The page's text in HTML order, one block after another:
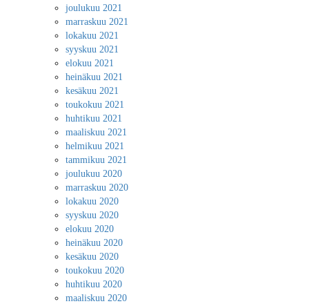
joulukuu 2021
marraskuu 2021
lokakuu 2021
syyskuu 2021
elokuu 2021
heinäkuu 2021
kesäkuu 2021
toukokuu 2021
huhtikuu 2021
maaliskuu 2021
helmikuu 2021
tammikuu 2021
joulukuu 2020
marraskuu 2020
lokakuu 2020
syyskuu 2020
elokuu 2020
heinäkuu 2020
kesäkuu 2020
toukokuu 2020
huhtikuu 2020
maaliskuu 2020